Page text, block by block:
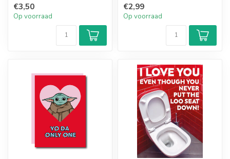
€3,50
Op voorraad
€2,99
Op voorraad